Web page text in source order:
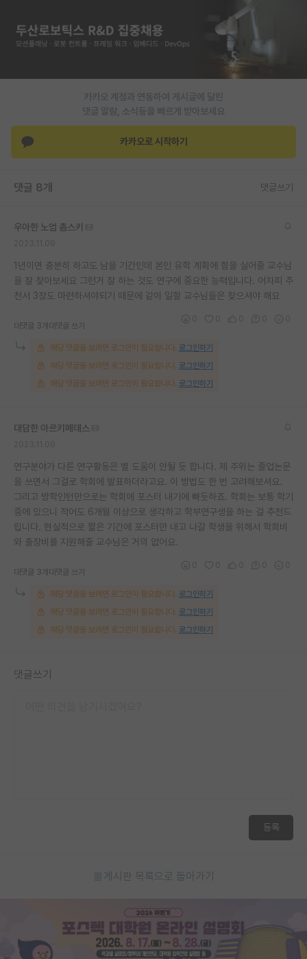
홍보 게시판
유학교육
반도체 아카데미
카카오 계정과 연동하여 게시글에 달린
댓글 알람, 소식등을 빠르게 받아보세요
카카오로 시작하기
댓글 8개 댓글쓰기
우아한 노엄 촘스키
1년이면 충분히 하고도 남을 기간인데 본인 유학 계획에 힘을 실어줄 교수님
을 잘 찾아보세요 그런거 잘 하는 것도 연구에 중요한 능력입니다. 어차피 추
천서 3장도 마련하셔야되기 때문에 같이 일할 교수님들은 찾으셔야 해요
대댓글 3개 대댓글 쓰기
해당 댓글을 보려면 로그인이 필요합니다. 로그인하기
해당 댓글을 보려면 로그인이 필요합니다. 로그인하기
해당 댓글을 보려면 로그인이 필요합니다. 로그인하기
대담한 아르키메데스
연구분야가 다른 연구활동은 별 도움이 안될 듯 합니다. 제 주위는 졸업논문
을 쓰면서 그걸로 학회에 발표하더라고요. 이 방법도 한 번 고려해보셔요.
그리고 방학인턴만으로는 학회에 포스터 내기에 빠듯하죠. 학회는 보통 학기
중에 있으니 적어도 6개월 이상으로 생각하고 학부연구생을 하는 걸 추천드
립니다. 현실적으로 짧은 기간에 포스터만 내고 나갈 학생을 위해서 학회비
와 출장비를 지원해줄 교수님은 거의 없어요.
대댓글 3개 대댓글 쓰기
해당 댓글을 보려면 로그인이 필요합니다. 로그인하기
해당 댓글을 보려면 로그인이 필요합니다. 로그인하기
해당 댓글을 보려면 로그인이 필요합니다. 로그인하기
댓글쓰기
등록
게시판 목록으로 돌아가기